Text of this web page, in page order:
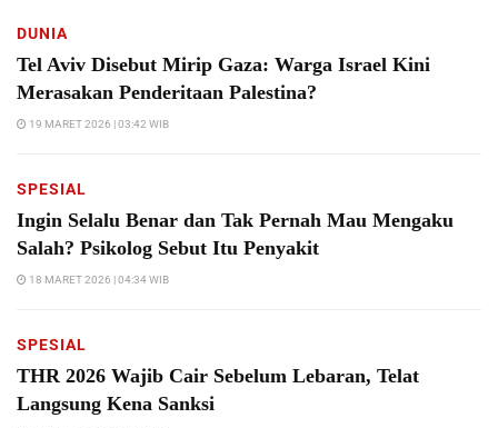
DUNIA
Tel Aviv Disebut Mirip Gaza: Warga Israel Kini
Merasakan Penderitaan Palestina?
19 MARET 2026 | 03:42 WIB
SPESIAL
Ingin Selalu Benar dan Tak Pernah Mau Mengaku
Salah? Psikolog Sebut Itu Penyakit
18 MARET 2026 | 04:34 WIB
SPESIAL
THR 2026 Wajib Cair Sebelum Lebaran, Telat
Langsung Kena Sanksi